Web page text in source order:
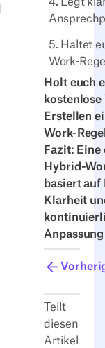
5. Haltet
Work-
Holt euch
Erstellen
Work-
Fazit:
Hybrid-
basiert auf
Klarheit
Anpassung
Teilt
diesen
Artikel